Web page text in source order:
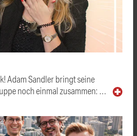
Adam Sandler bringt seine
noch einmal zusammen: …